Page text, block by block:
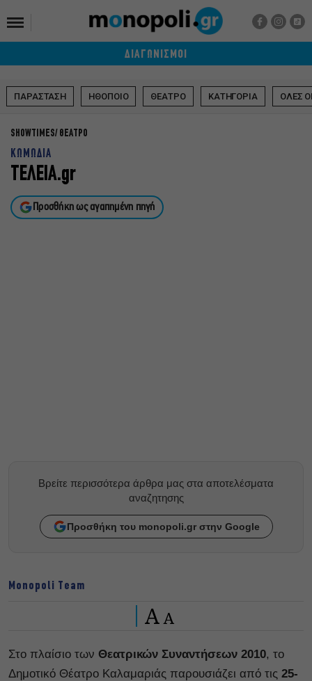
ΔΙΑΓΩΝΙΣΜΟΙ
ΠΑΡΑΣΤΑΣΗ ΗΘΟΠΟΙΟ ΘΕΑΤΡΟ ΚΑΤΗΓΟΡΙΑ ΟΛΕΣ
SHOWTIMES ΘΕΑΤΡΟ
ΚΩΜΩΔΙΑ
ΤΕΛΕΙΑ.gr
Προσθήκη ως αγαπημένη πηγή
Βρείτε περισσότερα άρθρα μας στα αποτελέσματα
αναζητησης
Προσθήκη του monopoli.gr στην Google
Monopoli Team
A A
Στο πλαίσιο των Θεατρικών Συναντήσεων 2010, το
Δημοτικό Θέατρο Καλαμαριάς παρουσιάζει από τις 25-